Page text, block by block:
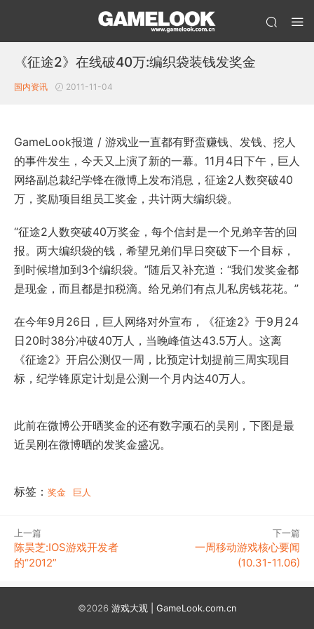
《征途2》在线破40万:编织袋装钱发奖金
国内资讯 2011-11-04
GameLook报道 / 游戏业一直都有野蛮赚钱、发钱、挖人
的事件发生，今天又上演了新的一幕。11月4日下午，巨人
网络副总裁纪学锋在微博上发布消息，征途2人数突破40
万，奖励项目组员工奖金，共计两大编织袋。
“征途2人数突破40万奖金，每个信封是一个兄弟辛苦的回
报。两大编织袋的钱，希望兄弟们早日突破下一个目标，
到时候增加到3个编织袋。”随后又补充道：“我们发奖金都
是现金，而且都是扣税滴。给兄弟们有点儿私房钱花花。”
在今年9月26日，巨人网络对外宣布，《征途2》于9月24
日20时38分冲破40万人，当晚峰值达43.5万人。这离
《征途2》开启公测仅一周，比预定计划提前三周实现目
标，纪学锋原定计划是公测一个月内达40万人。
此前在微博公开晒奖金的还有数字顽石的吴刚，下图是最
近吴刚在微博晒的发奖金盛况。
标签： 奖金 巨人
上一篇
陈昊芝:IOS游戏开发者
的“2012”
下一篇
一周移动游戏核心要闻
(10.31-11.06)
©2026 游戏大观 | GameLook.com.cn